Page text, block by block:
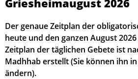
Griesheimaugust 2026
Der genaue Zeitplan der
heute und den ganzen August
Zeitplan der täglichen Gebete ist
Madhhab erstellt (Sie können ihn
ändern).
05:57
03, Mo 03:27 05:58 13:32
04, Di 03:30 06:00 13:32